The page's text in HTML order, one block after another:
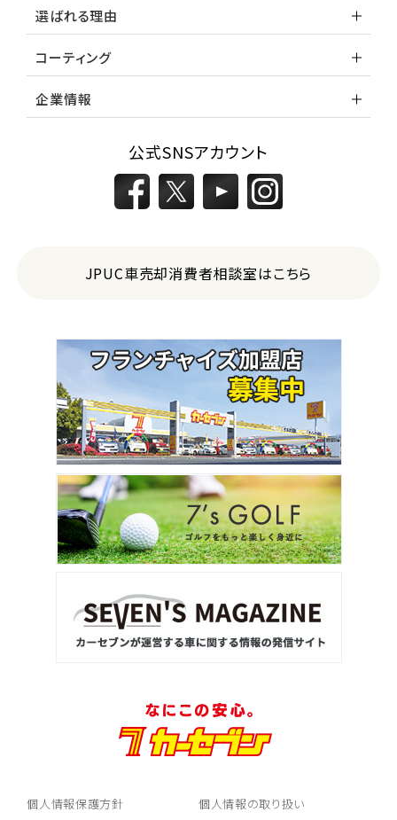
選ばれる理由
コーティング
企業情報
公式SNSアカウント
JPUC車売却消費者相談室はこちら
個人情報保護方針 個人情報の取り扱い